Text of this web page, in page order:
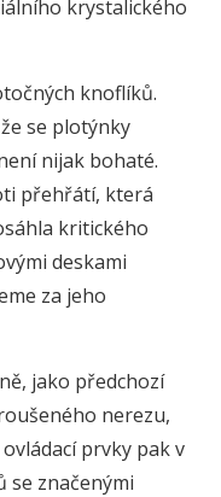
krystalického
knoflíků.
se plotýnky
nijak bohaté.
přehřátí, která
kritického
deskami
za jeho
jako předchozí
nerezu,
prvky pak v
se značenými